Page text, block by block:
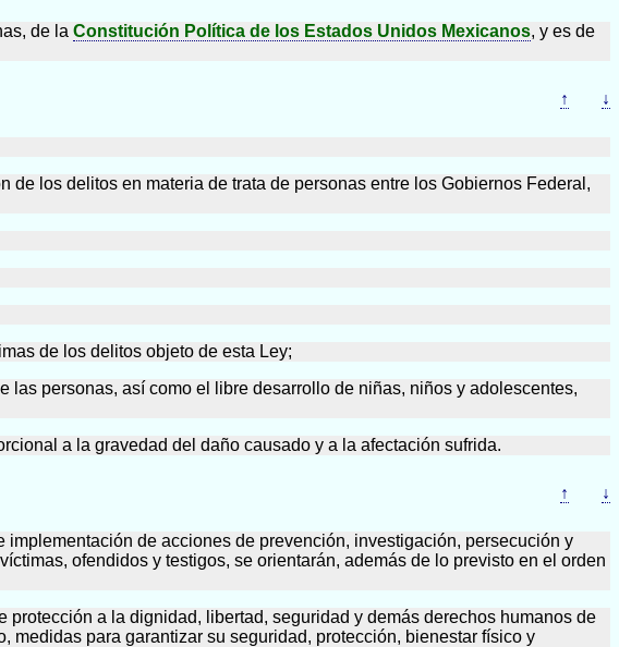
de la Constitución Política de los Estados Unidos Mexicanos, y es de
↑ ↓
los delitos en materia de trata de personas entre los Gobiernos Federal,
de los delitos objeto de esta Ley;
personas, así como el libre desarrollo de niñas, niños y adolescentes,
a la gravedad del daño causado y a la afectación sufrida.
↑ ↓
de acciones de prevención, investigación, persecución y
ofendidos y testigos, se orientarán, además de lo previsto en el orden
a la dignidad, libertad, seguridad y demás derechos humanos de
medidas para garantizar su seguridad, protección, bienestar físico y